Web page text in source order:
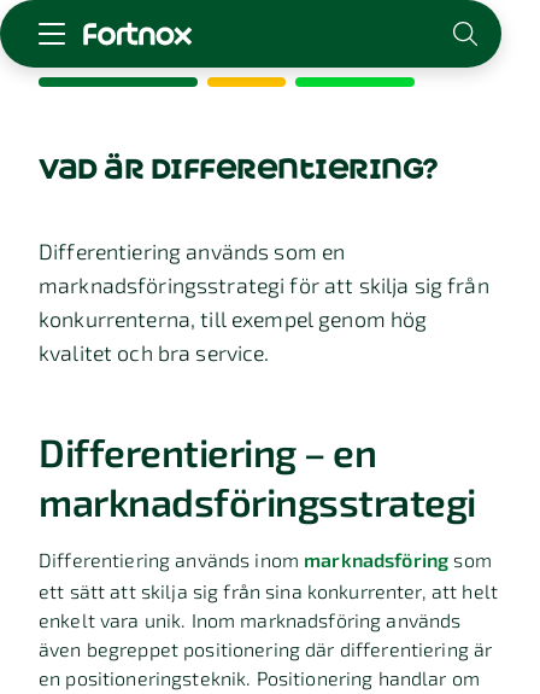
Skaffa Fortnox
För redovisningsbyrån
Logga in
Kontakt
Om Fortnox
vad är differentiering?
Differentiering används som en
marknadsföringsstrategi för att skilja sig från
konkurrenterna, till exempel genom hög
kvalitet och bra service.
Differentiering – en
marknadsföringsstrategi
Differentiering används inom marknadsföring som
ett sätt att skilja sig från sina konkurrenter, att helt
enkelt vara unik. Inom marknadsföring används
även begreppet positionering där differentiering är
en positioneringsteknik. Positionering handlar om